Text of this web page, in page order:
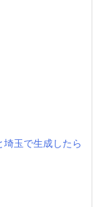
玉で生成したら